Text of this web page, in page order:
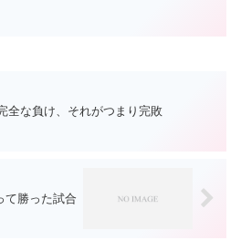
全な負け、それがつまり完敗
て勝った試合